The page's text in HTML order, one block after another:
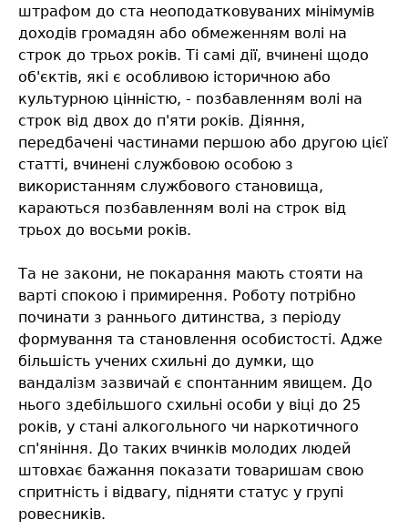
штрафом до ста неоподатковуваних мінімумів
доходів громадян або обмеженням волі на
строк до трьох років. Ті самі дії, вчинені щодо
об'єктів, які є особливою історичною або
культурною цінністю, - позбавленням волі на
строк від двох до п'яти років. Діяння,
передбачені частинами першою або другою цієї
статті, вчинені службовою особою з
використанням службового становища,
караються позбавленням волі на строк від
трьох до восьми років.
Та не закони, не покарання мають стояти на
варті спокою і примирення. Роботу потрібно
починати з раннього дитинства, з періоду
формування та становлення особистості. Адже
більшість учених схильні до думки, що
вандалізм зазвичай є спонтанним явищем. До
нього здебільшого схильні особи у віці до 25
років, у стані алкогольного чи наркотичного
сп'яніння. До таких вчинків молодих людей
штовхає бажання показати товаришам свою
спритність і відвагу, підняти статус у групі
ровесників.